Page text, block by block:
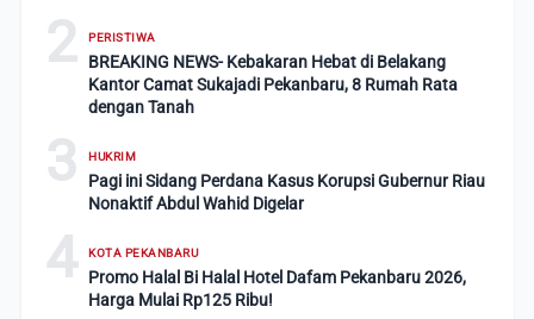
2 PERISTIWA
BREAKING NEWS- Kebakaran Hebat di Belakang
Kantor Camat Sukajadi Pekanbaru, 8 Rumah Rata
dengan Tanah
3 HUKRIM
Pagi ini Sidang Perdana Kasus Korupsi Gubernur Riau
Nonaktif Abdul Wahid Digelar
4 KOTA PEKANBARU
Promo Halal Bi Halal Hotel Dafam Pekanbaru 2026,
Harga Mulai Rp125 Ribu!